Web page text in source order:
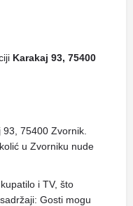
Karakaj 93, 75400
75400 Zvornik.
u Zvorniku nude
i TV, što
Gosti mogu